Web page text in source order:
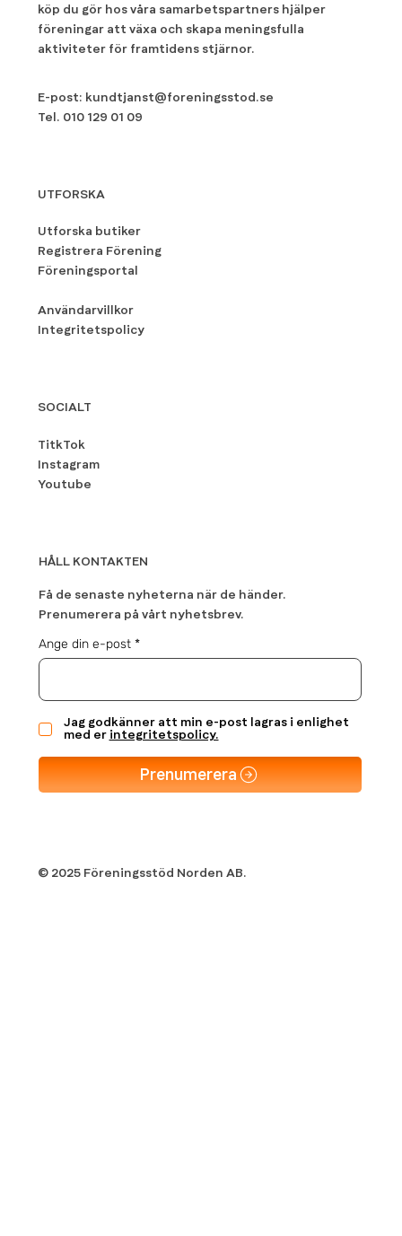
köp du gör hos våra samarbetspartners hjälper
föreningar att växa och skapa meningsfulla
aktiviteter för framtidens stjärnor.
E-post: kundtjanst@foreningsstod.se
Tel. 010 129 01 09
UTFORSKA
Utforska butiker
Registrera Förening
Föreningsportal
Användarvillkor
Integritetspolicy
SOCIALT
TitkTok
Instagram
Youtube
HÅLL KONTAKTEN
Få de senaste nyheterna när de händer.
Prenumerera på vårt nyhetsbrev.
Ange din e-post
Jag godkänner att min e-post lagras i enlighet
med er integritetspolicy.
Prenumerera
© 2025 Föreningsstöd Norden AB.